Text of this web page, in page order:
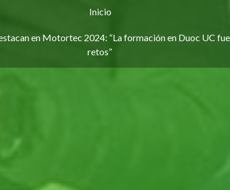
Inicio
en Motortec 2024: “La formación en Duoc UC
retos”